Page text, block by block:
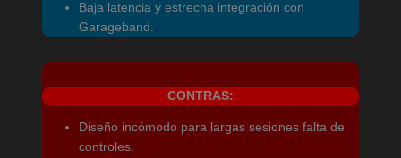
Baja latencia y estrecha integración con
Garageband.
CONTRAS:
Diseño incómodo para largas sesiones falta de
controles.